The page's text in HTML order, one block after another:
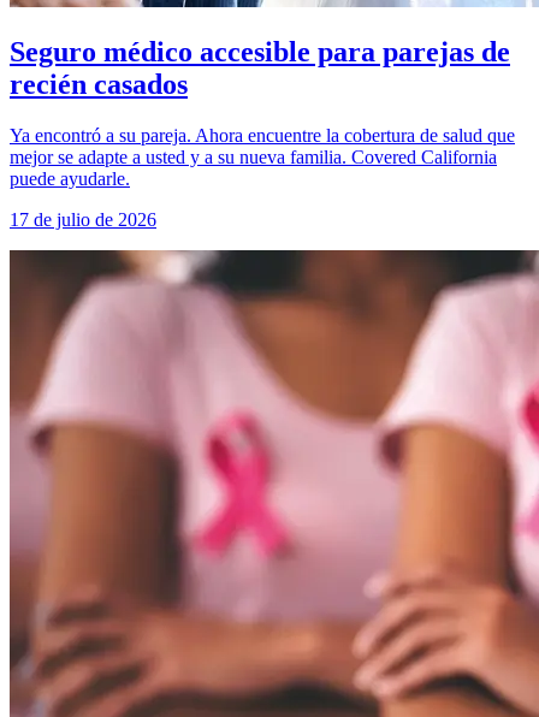
Seguro médico accesible para parejas de
recién casados
Ya encontró a su pareja. Ahora encuentre la cobertura de salud que
mejor se adapte a usted y a su nueva familia. Covered California
puede ayudarle.
17 de julio de 2026